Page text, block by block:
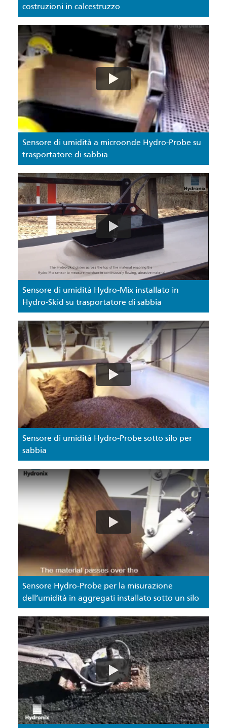
costruzioni in calcestruzzo
Sensore di umidità a microonde Hydro-Probe su
trasportatore di sabbia
Sensore di umidità Hydro-Mix installato in
Hydro-Skid su trasportatore di sabbia
Sensore di umidità Hydro-Probe sotto silo per
sabbia
Sensore Hydro-Probe per la misurazione
dell’umidità in aggregati installato sotto un silo